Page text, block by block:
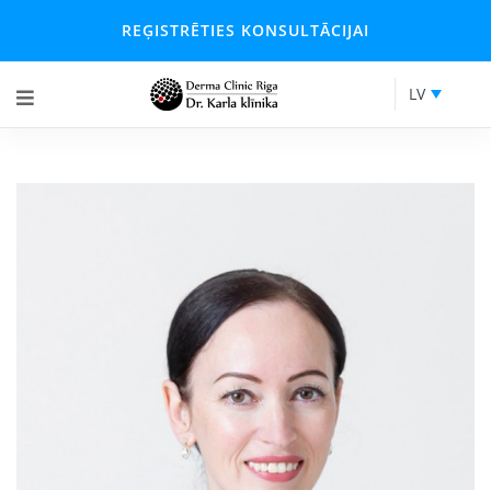
REĢISTRĒTIES KONSULTĀCIJAI
LV